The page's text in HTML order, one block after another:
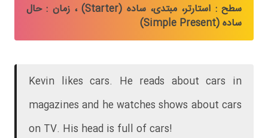
سطح : استارتر، مبتدی، ساده (Starter) ، زمان : حال
ساده (Simple Present)
Kevin likes cars. He reads about cars in
magazines and he watches shows about cars
on TV. His head is full of cars!